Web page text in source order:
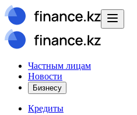
Частным лицам
Новости
Бизнесу
Кредиты